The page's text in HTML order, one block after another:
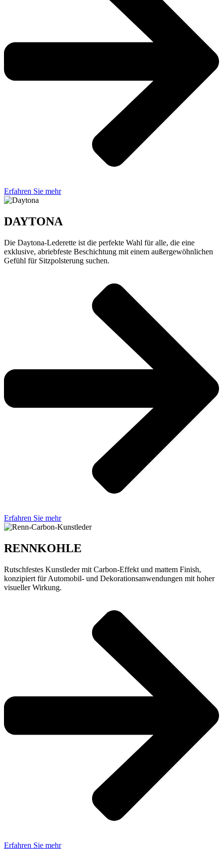
Erfahren Sie mehr
DAYTONA
Die Daytona-Lederette ist die perfekte Wahl für alle, die eine
exklusive, abriebfeste Beschichtung mit einem außergewöhnlichen
Gefühl für Sitzpolsterung suchen.
Erfahren Sie mehr
RENNKOHLE
Rutschfestes Kunstleder mit Carbon-Effekt und mattem Finish,
konzipiert für Automobil- und Dekorationsanwendungen mit hoher
visueller Wirkung.
Erfahren Sie mehr